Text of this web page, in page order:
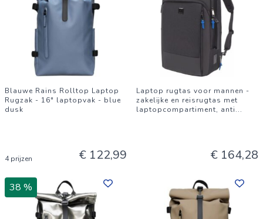
Blauwe Rains Rolltop Laptop
Rugzak - 16" laptopvak - blue
dusk
4 prijzen € 122,99
Laptop rugtas voor mannen -
zakelijke en reisrugtas met
laptopcompartiment, anti...
€ 164,28
38 %